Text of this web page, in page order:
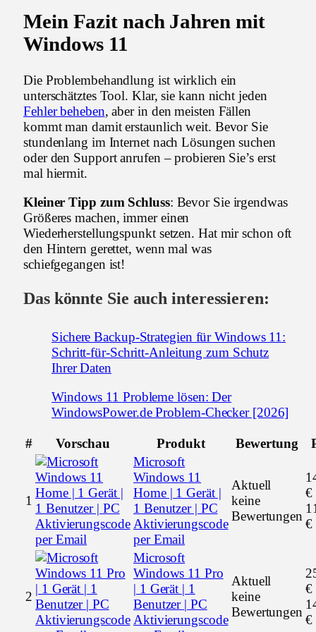
Mein Fazit nach Jahren mit
Windows 11
Die Problembehandlung ist wirklich ein
unterschätztes Tool. Klar, sie kann nicht jeden
Fehler beheben, aber in den meisten Fällen
kommt man damit erstaunlich weit. Bevor Sie
stundenlang im Internet nach Lösungen suchen
oder den Support anrufen – probieren Sie’s erst
mal hiermit.
Kleiner Tipp zum Schluss: Bevor Sie irgendwas
Größeres machen, immer einen
Wiederherstellungspunkt setzen. Hat mir schon oft
den Hintern gerettet, wenn mal was
schiefgegangen ist!
Das könnte Sie auch interessieren:
Sichere Backup-Strategien für Windows 11:
Schritt-für-Schritt-Anleitung zum Schutz
Ihrer Daten
Windows 11 Probleme lösen: Der
WindowsPower.de Problem-Checker [2026]
# Vorschau Produkt Bewertung
1
Microsoft
Windows 11
Home | 1 Gerät |
1 Benutzer | PC
Aktivierungscode
per Email
Aktuell
keine
Bewertungen
€
€
2
Microsoft
Windows 11 Pro
| 1 Gerät | 1
Benutzer | PC
Aktivierungscode
Aktuell
keine
Bewertungen
€
€